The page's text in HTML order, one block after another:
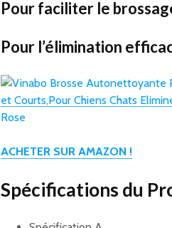
Pour faciliter le
Pour l’élimination
ACHETER SUR AMAZON !
Spécifications du